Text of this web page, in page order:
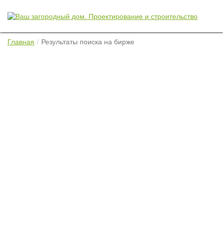
Главная Результаты поиска на бирже